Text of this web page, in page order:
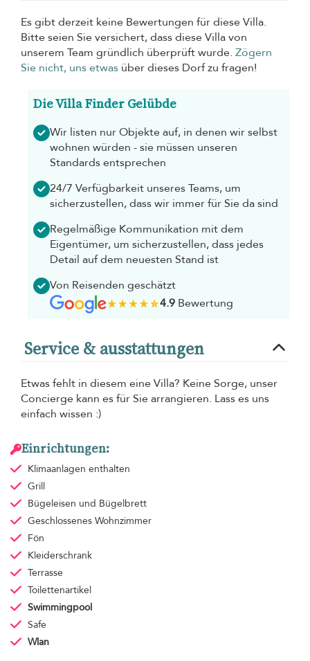
Es gibt derzeit keine Bewertungen für diese Villa.
Bitte seien Sie versichert, dass diese Villa von
unserem Team gründlich überprüft wurde. Zögern
Sie nicht, uns etwas über dieses Dorf zu fragen!
Die Villa Finder Gelübde
Wir listen nur Objekte auf, in denen wir selbst
wohnen würden - sie müssen unseren
Standards entsprechen
24/7 Verfügbarkeit unseres Teams, um
sicherzustellen, dass wir immer für Sie da sind
Regelmäßige Kommunikation mit dem
Eigentümer, um sicherzustellen, dass jedes
Detail auf dem neuesten Stand ist
Von Reisenden geschätzt
4.9Bewertung
Service & ausstattungen
Etwas fehlt in diesem eine Villa? Keine Sorge, unser
Concierge kann es für Sie arrangieren. Lass es uns
einfach wissen :)
Einrichtungen:
Klimaanlagen enthalten
Grill
Bügeleisen und Bügelbrett
Geschlossenes Wohnzimmer
Fön
Kleiderschrank
Terrasse
Toilettenartikel
Swimmingpool
Safe
Wlan